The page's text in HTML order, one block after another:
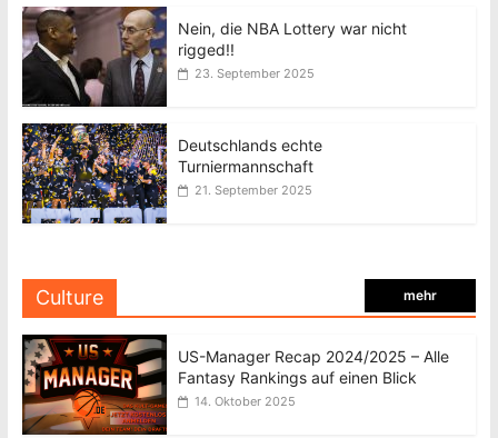
Nein, die NBA Lottery war nicht
rigged!!
23. September 2025
Deutschlands echte
Turniermannschaft
21. September 2025
Culture mehr
US-Manager Recap 2024/2025 – Alle
Fantasy Rankings auf einen Blick
14. Oktober 2025